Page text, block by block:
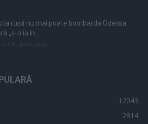
rusă nu mai poate bombarda Odessa
„s-o ia în...
12043
2814